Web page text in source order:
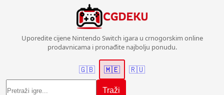
Uporedite cijene Nintendo Switch igara u crnogorskim online
prodavnicama i pronađite najbolju ponudu.
Traži
🇬🇧 🇲🇪 🇷🇺